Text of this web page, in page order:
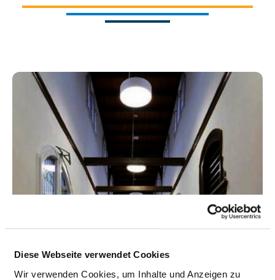
Diese Webseite verwendet Cookies
Wir verwenden Cookies, um Inhalte und Anzeigen zu